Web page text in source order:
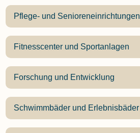
Pflege- und Senioreneinrichtungen
Fitnesscenter und Sportanlagen
Forschung und Entwicklung
Schwimmbäder und Erlebnisbäder